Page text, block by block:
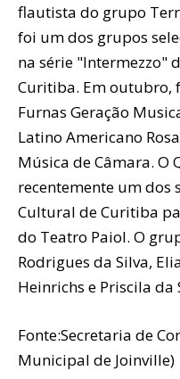
flautista do grupo
foi um dos grupos
na série "Intermezzo"
Curitiba. Em outubro,
Furnas Geração
Latino Americano
Música de Câmara. O
recentemente um dos
Cultural de Curitiba
do Teatro Paiol. O
Rodrigues da Silva,
Heinrichs e Priscila da
Fonte:Secretaria de
Municipal de Joinville)